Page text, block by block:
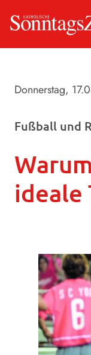
Donnerstag,
Fußball und
ideale